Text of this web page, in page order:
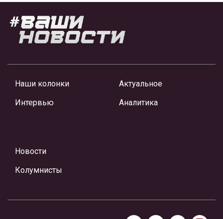
Наши колонки
Интервью
Актуальное
Аналитика
Новости
Колумнисты